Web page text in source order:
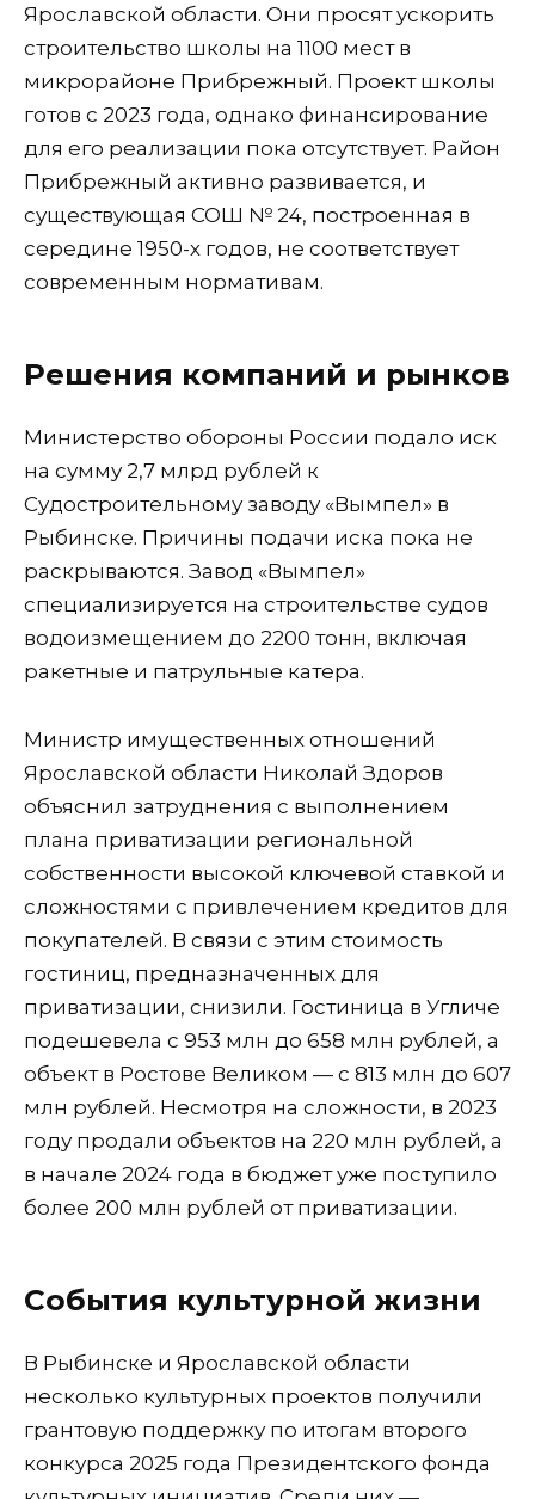
Ярославской области. Они просят ускорить
строительство школы на 1100 мест в
микрорайоне Прибрежный. Проект школы
готов с 2023 года, однако финансирование
для его реализации пока отсутствует. Район
Прибрежный активно развивается, и
существующая СОШ № 24, построенная в
середине 1950-х годов, не соответствует
современным нормативам.
Решения компаний и рынков
Министерство обороны России подало иск
на сумму 2,7 млрд рублей к
Судостроительному заводу «Вымпел» в
Рыбинске. Причины подачи иска пока не
раскрываются. Завод «Вымпел»
специализируется на строительстве судов
водоизмещением до 2200 тонн, включая
ракетные и патрульные катера.
Министр имущественных отношений
Ярославской области Николай Здоров
объяснил затруднения с выполнением
плана приватизации региональной
собственности высокой ключевой ставкой и
сложностями с привлечением кредитов для
покупателей. В связи с этим стоимость
гостиниц, предназначенных для
приватизации, снизили. Гостиница в Угличе
подешевела с 953 млн до 658 млн рублей, а
объект в Ростове Великом — с 813 млн до 607
млн рублей. Несмотря на сложности, в 2023
году продали объектов на 220 млн рублей, а
в начале 2024 года в бюджет уже поступило
более 200 млн рублей от приватизации.
События культурной жизни
В Рыбинске и Ярославской области
несколько культурных проектов получили
грантовую поддержку по итогам второго
конкурса 2025 года Президентского фонда